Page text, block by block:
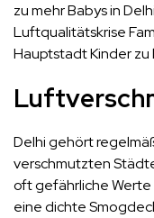
zu mehr Babys in
Luftqualitätskrise
Hauptstadt Kinder zu
Delhi gehört
verschmutzten
oft gefährliche
eine dichte